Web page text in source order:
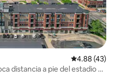
Calificación
4.88 (43)
distancia a pie del estadio y